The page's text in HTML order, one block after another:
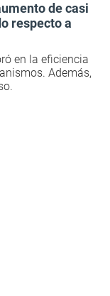
de casi
respecto a
en la eficiencia
Además,